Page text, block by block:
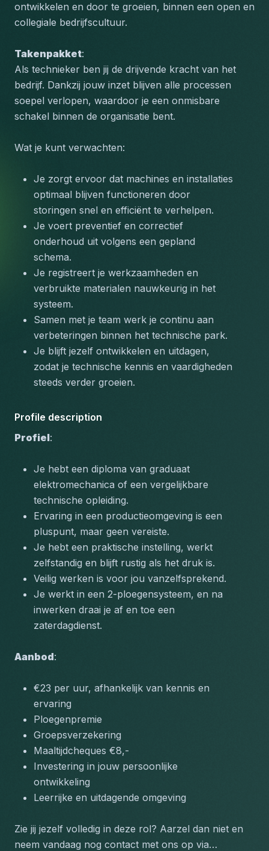
ontwikkelen en door te groeien, binnen een open en
collegiale bedrijfscultuur.
Takenpakket:
Als technieker ben jij de drijvende kracht van het
bedrijf. Dankzij jouw inzet blijven alle processen
soepel verlopen, waardoor je een onmisbare
schakel binnen de organisatie bent.
Wat je kunt verwachten:
Je zorgt ervoor dat machines en installaties
optimaal blijven functioneren door
storingen snel en efficiënt te verhelpen.
Je voert preventief en correctief
onderhoud uit volgens een gepland
schema.
Je registreert je werkzaamheden en
verbruikte materialen nauwkeurig in het
systeem.
Samen met je team werk je continu aan
verbeteringen binnen het technische park.
Je blijft jezelf ontwikkelen en uitdagen,
zodat je technische kennis en vaardigheden
steeds verder groeien.
Profile description
Profiel:
Je hebt een diploma van graduaat
elektromechanica of een vergelijkbare
technische opleiding.
Ervaring in een productieomgeving is een
pluspunt, maar geen vereiste.
Je hebt een praktische instelling, werkt
zelfstandig en blijft rustig als het druk is.
Veilig werken is voor jou vanzelfsprekend.
Je werkt in een 2-ploegensysteem, en na
inwerken draai je af en toe een
zaterdagdienst.
Aanbod:
€23 per uur, afhankelijk van kennis en
ervaring
Ploegenpremie
Groepsverzekering
Maaltijdcheques €8,-
Investering in jouw persoonlijke
ontwikkeling
Leerrijke en uitdagende omgeving
Zie jij jezelf volledig in deze rol? Aarzel dan niet en
neem vandaag nog contact met ons op via…